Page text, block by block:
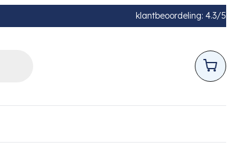
klantbeoordeling: 4.3/5